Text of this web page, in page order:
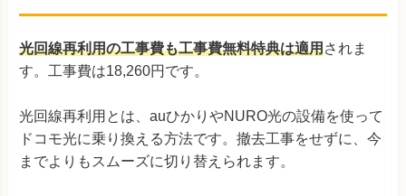
光回線再利用の工事費も工事費無料特典は適用されま
す。工事費は18,260円です。
光回線再利用とは、auひかりやNURO光の設備を使って
ドコモ光に乗り換える方法です。撤去工事をせずに、今
までよりもスムーズに切り替えられます。